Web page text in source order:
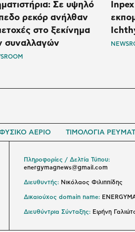
Σε υψηλό
ρεκόρ ανήλθαν
στο ξεκίνημα
συναλλαγών
ΑΕΡΙΟ ΤΙΜΟΛΟΓΙΑ
Πληροφορίες / Δελτία Τύπου:
energymagnews@gmail.com
Διευθυντής: Νικόλαος Φιλιππίδης
Δικαιούχος domain name:
Διευθύντρια Σύνταξης: Ειρήνη